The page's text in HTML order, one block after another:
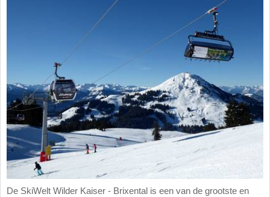
De SkiWelt Wilder Kaiser - Brixental is een van de grootste en